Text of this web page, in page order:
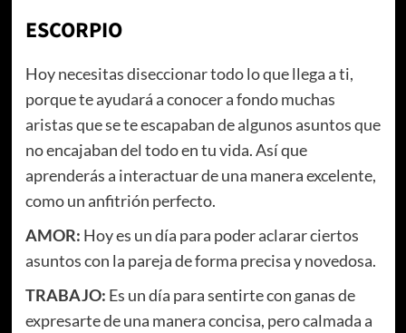
ESCORPIO
Hoy necesitas diseccionar todo lo que llega a ti,
porque te ayudará a conocer a fondo muchas
aristas que se te escapaban de algunos asuntos que
no encajaban del todo en tu vida. Así que
aprenderás a interactuar de una manera excelente,
como un anfitrión perfecto.
AMOR: Hoy es un día para poder aclarar ciertos
asuntos con la pareja de forma precisa y novedosa.
TRABAJO: Es un día para sentirte con ganas de
expresarte de una manera concisa, pero calmada a